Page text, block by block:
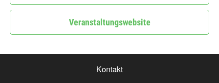
Veranstaltungswebsite
Kontakt